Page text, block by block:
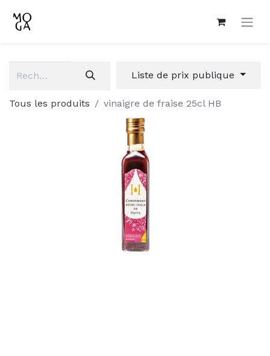
Liste de prix publique
Tous les produits vinaigre de fraise 25cl HB